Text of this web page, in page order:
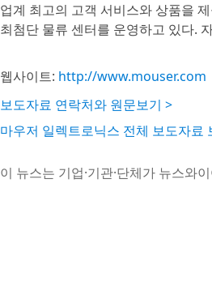
업계 최고의 고객 서비스와 상품을
최첨단 물류 센터를 운영하고 있다.
웹사이트: http://www.mouser.com
보도자료 연락처와 원문보기 >
마우저 일렉트로닉스 전체 보도자료
이 뉴스는 기업·기관·단체가 뉴스와